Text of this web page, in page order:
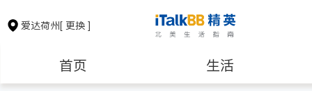
爱达荷州[ 更换 ]
首页 生活